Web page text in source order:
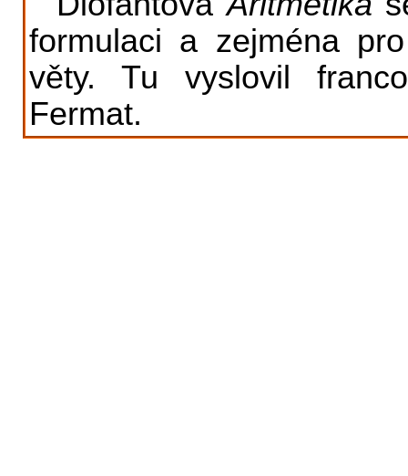
formulaci a zejména
věty. Tu vyslovil
Fermat.